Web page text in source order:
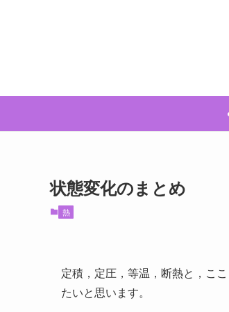
状態変化のまとめ
熱
定積，定圧，等温，断熱と，こ
たいと思います。